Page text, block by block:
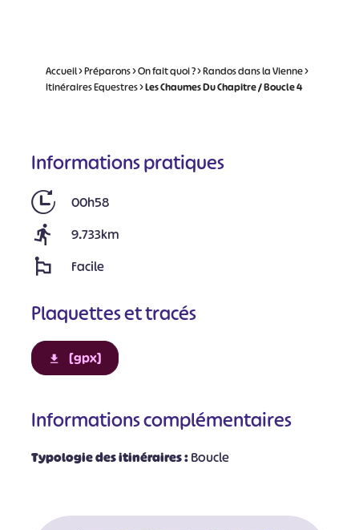
Accueil>Préparons>On fait quoi ?>Randos dans la Vienne>
Itinéraires Equestres>Les Chaumes Du Chapitre / Boucle 4
Informations pratiques
00h58
9.733km
Facile
Plaquettes et tracés
[gpx]
Informations complémentaires
Typologie des itinéraires :Boucle